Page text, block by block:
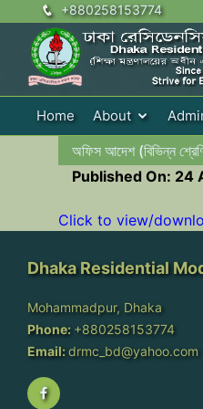
+880258153774
Home About
অফিস আদেশ (বিভিন্ন
Published On: 24
Click to view/
Dhaka Residential
Mohammadpur, Dhaka
Phone: +880258153774
Email: drmc_bd@yahoo.com